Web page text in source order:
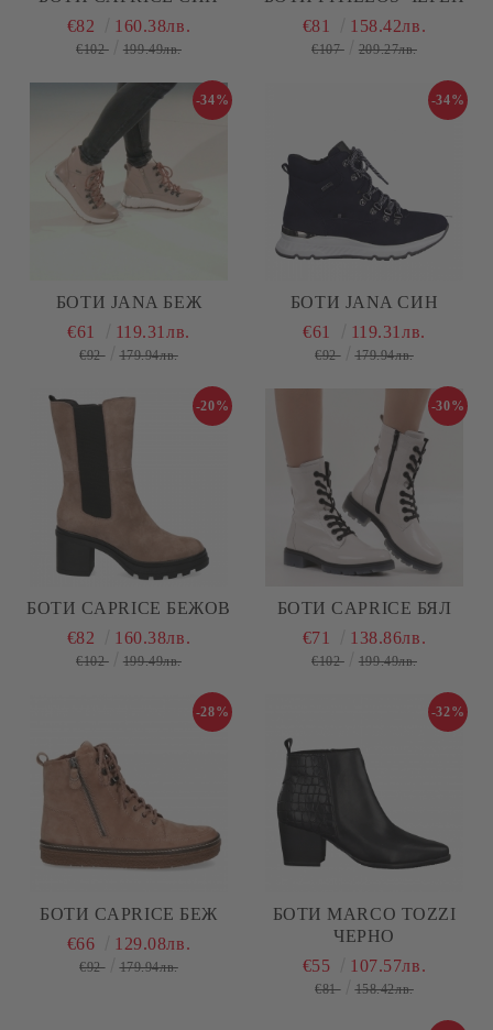
€82 160.38лв.
€102 199.49лв.
€81 158.42лв.
€107 209.27лв.
БОТИ JANA БЕЖ
-34%
€61 119.31лв.
€92 179.94лв.
БОТИ JANA СИН
-34%
€61 119.31лв.
€92 179.94лв.
БОТИ CAPRICE БЕЖОВ
-20%
€82 160.38лв.
€102 199.49лв.
БОТИ CAPRICE БЯЛ
-30%
€71 138.86лв.
€102 199.49лв.
БОТИ CAPRICE БЕЖ
-28%
€66 129.08лв.
€92 179.94лв.
БОТИ MARCO TOZZI
ЧЕРНО
-32%
€55 107.57лв.
€81 158.42лв.